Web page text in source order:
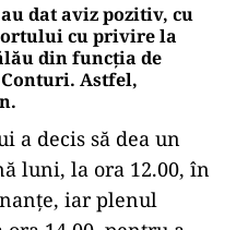
dat aviz pozitiv, cu
cu privire la
din funcţia de
Astfel,
a decis să dea un
luni, la ora 12.00, în
iar plenul